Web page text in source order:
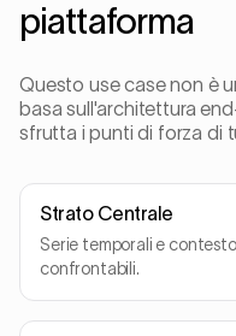
piattaforma
Questo use case non è
basa sull'architettura
sfrutta i punti di forza di
Strato Centrale
Serie temporali e
confrontabili.